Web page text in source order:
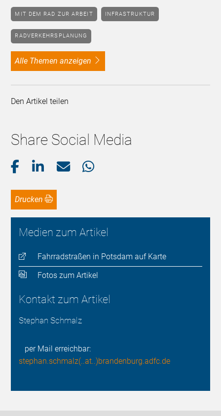
MIT DEM RAD ZUR ARBEIT INFRASTRUKTUR
RADVERKEHRSPLANUNG
alle Themen anzeigen
Den Artikel teilen
Share Social Media
Drucken
Medien zum Artikel
Fahrradstraßen in Potsdam auf Karte
Fotos zum Artikel
Kontakt zum Artikel
Stephan Schmalz
per Mail erreichbar:
stephan.schmalz(..at..)brandenburg.adfc.de